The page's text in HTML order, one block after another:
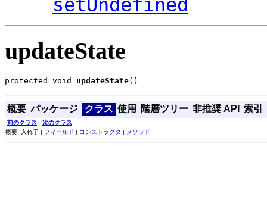
setUndefined
updateState
protected void updateState()
概要 パッケージ クラス 使用 階層ツリー 非推奨 API 索引
前のクラス
次のクラス
概要: 入れ子 | フィールド | コンストラクタ | メソッド